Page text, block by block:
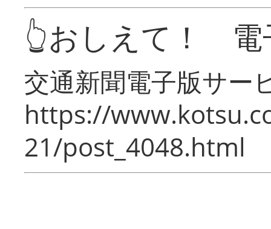
👆おしえて！ 電
交通新聞電子版サー
https://
21/post_4048.html